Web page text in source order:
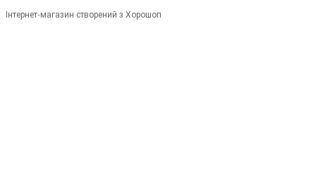
Інтернет-магазин створений з Хорошоп